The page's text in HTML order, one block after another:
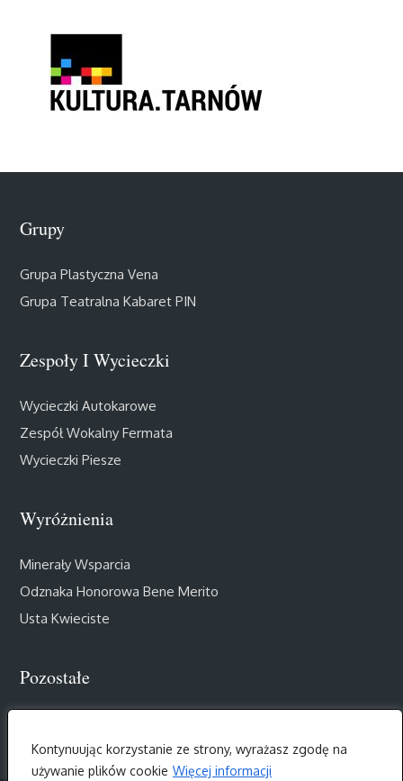
Kontynuując korzystanie ze strony, wyrażasz zgodę na
używanie plików cookie Więcej informacji
Grupy
Grupa Plastyczna Vena
Grupa Teatralna Kabaret PIN
Zespoły I Wycieczki
Wycieczki Autokarowe
Zespół Wokalny Fermata
Wycieczki Piesze
Wyróżnienia
Minerały Wsparcia
Odznaka Honorowa Bene Merito
Usta Kwieciste
Pozostałe